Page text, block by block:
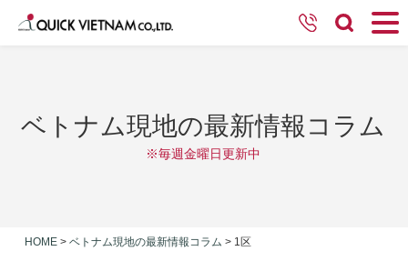
ベトナム現地の最新情報コラム
※毎週金曜日更新中
HOME > ベトナム現地の最新情報コラム > 1区